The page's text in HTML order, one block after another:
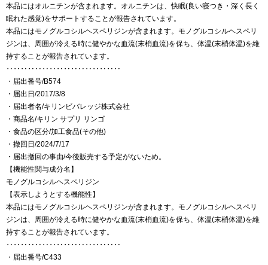
本品にはオルニチンが含まれます。オルニチンは、快眠(良い寝つき・深く長く
眠れた感覚)をサポートすることが報告されています。
本品にはモノグルコシルヘスペリジンが含まれます。モノグルコシルヘスペリ
ジンは、周囲が冷える時に健やかな血流(末梢血流)を保ち、体温(末梢体温)を維
持することが報告されています。
‥‥‥‥‥‥‥‥‥‥‥‥‥‥‥‥
・届出番号/B574
・届出日/2017/3/8
・届出者名/キリンビバレッジ株式会社
・商品名/キリン サプリ リンゴ
・食品の区分/加工食品(その他)
・撤回日/2024/7/17
・届出撤回の事由/今後販売する予定がないため。
【機能性関与成分名】
モノグルコシルヘスペリジン
【表示しようとする機能性】
本品にはモノグルコシルヘスペリジンが含まれます。モノグルコシルヘスペリ
ジンは、周囲が冷える時に健やかな血流(末梢血流)を保ち、体温(末梢体温)を維
持することが報告されています。
‥‥‥‥‥‥‥‥‥‥‥‥‥‥‥‥
・届出番号/C433